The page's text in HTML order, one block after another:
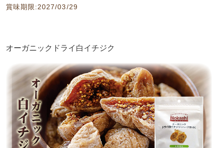
賞味期限:2027/03/29
オーガニックドライ白イチジク